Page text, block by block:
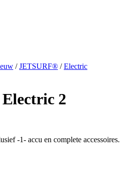
/JETSURF® /Electric
2
-1- accu en complete accessoires.